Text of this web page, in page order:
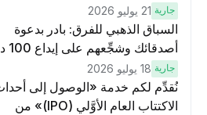
جارية 21 يوليو 2026
السباق الذهبي للفرق: بادر بدعوة
أصدقائك وشجِّعهم على إيداع 100 دولار
لكسَب مكافآت مُضاعَفة
جارية 18 يوليو 2026
نُقدِّم لكم خدمة «الوصول إلى أحداث
الاكتتاب العام الأوَّلي (IPO)» من